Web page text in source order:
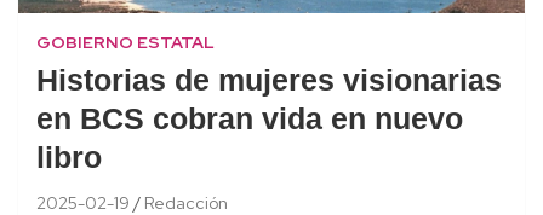
GOBIERNO ESTATAL
Historias de mujeres visionarias
en BCS cobran vida en nuevo
libro
2025-02-19 Redacción